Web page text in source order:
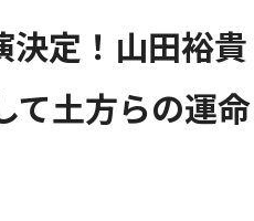
決定！山田裕貴
て土方らの運命